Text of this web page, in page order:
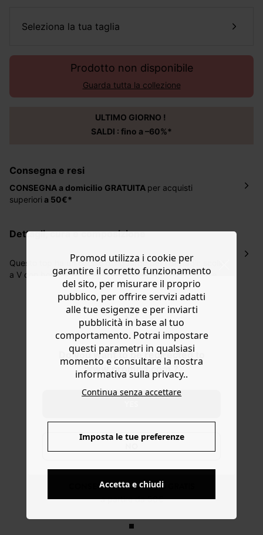
Do you want to be redirected to
www.promod.com ?
seleziona la tua taglia
Prodotto non disponibile
Guarda tutta la collezione
ULTIMO GIORNO !
SALDI : fino a –60%*
Consegna e resi
CONSEGNA a domicilio GRATUITA per acquisti
superiori a 50€*
ordinazione, al costo di 4 € per ordini inferiori a 50 €.
decorrere dalla data dell’avvenuta ricezione.
Aiuto
dettagli, cura e composizione
Questo top ha un occhio di riguardo per i dettagli: scollo
a V con bordi smerlati sul davanti, bottoncini rivestiti e
sottili spalline regolabili. Linea dritta, scollo a V davanti e
dietro, fondo stondato e finiture cucite. Contiene viscosa
ricavata da pasta di legno proveniente da foreste
correttamente gestite.
CONSEGNA A DOMICILIO GRATIS
a partire da 50€
Promod utilizza i cookie per
garantire il corretto funzionamento
del sito, per misurare il proprio
pubblico, per offrire servizi adatti
alle tue esigenze e per inviarti
pubblicità in base al tuo
comportamento. Potrai impostare
questi parametri in qualsiasi
momento e consultare la nostra
informativa sulla privacy..
Continua senza accettare
Imposta le tue preferenze
Accetta e chiudi